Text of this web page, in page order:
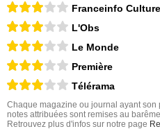
Franceinfo Culture
L'Obs
Le Monde
Première
Télérama
Chaque magazine ou journal ayant
notes attribuées sont remises au
Retrouvez plus d'infos sur notre page